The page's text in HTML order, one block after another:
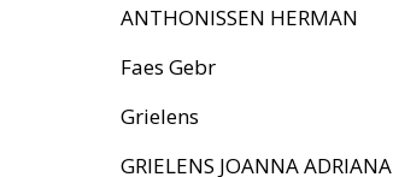
ANTHONISSEN HERMAN
Faes Gebr
Grielens
GRIELENS JOANNA ADRIANA